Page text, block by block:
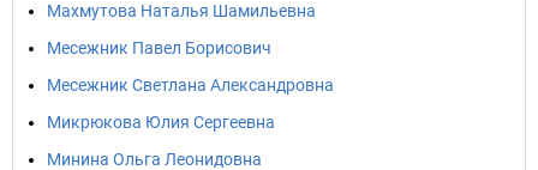
Махмутова Наталья Шамильевна
Месежник Павел Борисович
Месежник Светлана Александровна
Микрюкова Юлия Сергеевна
Минина Ольга Леонидовна